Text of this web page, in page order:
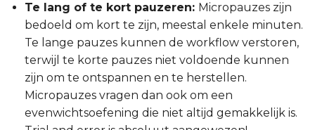
Te lang of te kort pauzeren: Micropauzes zijn
bedoeld om kort te zijn, meestal enkele minuten.
Te lange pauzes kunnen de workflow verstoren,
terwijl te korte pauzes niet voldoende kunnen
zijn om te ontspannen en te herstellen.
Micropauzes vragen dan ook om een
evenwichtsoefening die niet altijd gemakkelijk is.